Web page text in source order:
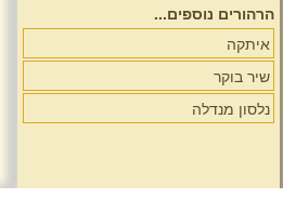
הרהורים נוספים...
איתקה
שיר בוקר
נלסון מנדלה